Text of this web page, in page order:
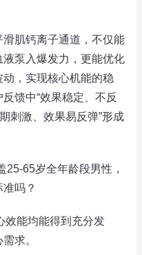
肌钙离子通道，不仅能
泵入爆发力，更能优化
，实现核心机能的稳
馈中“效果稳定、不反
刺激、效果易反弹”形成
65岁全年龄段男性，
吗？
能均能得到充分发
求。